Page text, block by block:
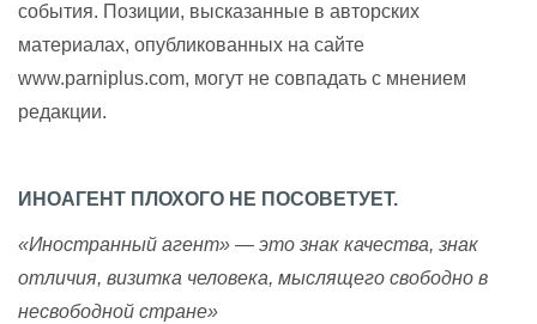
события. Позиции, высказанные в авторских
материалах, опубликованных на сайте
www.parniplus.com, могут не совпадать с мнением
редакции.
ИНОАГЕНТ ПЛОХОГО НЕ ПОСОВЕТУЕТ.
«Иностранный агент» — это знак качества, знак
отличия, визитка человека, мыслящего свободно в
несвободной стране»